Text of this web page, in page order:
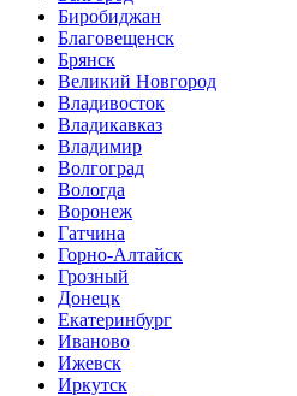
Биробиджан
Благовещенск
Брянск
Великий Новгород
Владивосток
Владикавказ
Владимир
Волгоград
Вологда
Воронеж
Гатчина
Горно-Алтайск
Грозный
Донецк
Екатеринбург
Иваново
Ижевск
Иркутск